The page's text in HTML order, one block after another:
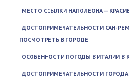
МЕСТО ССЫЛКИ НАПОЛЕОНА —
ДОСТОПРИМЕЧАТЕЛЬНОСТИ САН-
ПОСМОТРЕТЬ В ГОРОДЕ
ОСОБЕННОСТИ ПОГОДЫ В ИТАЛИИ В
ДОСТОПРИМЕЧАТЕЛЬНОСТИ